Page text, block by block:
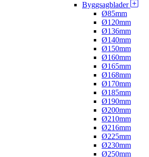
Byggsagblader
Ø85mm
Ø120mm
Ø136mm
Ø140mm
Ø150mm
Ø160mm
Ø165mm
Ø168mm
Ø170mm
Ø185mm
Ø190mm
Ø200mm
Ø210mm
Ø216mm
Ø225mm
Ø230mm
Ø250mm